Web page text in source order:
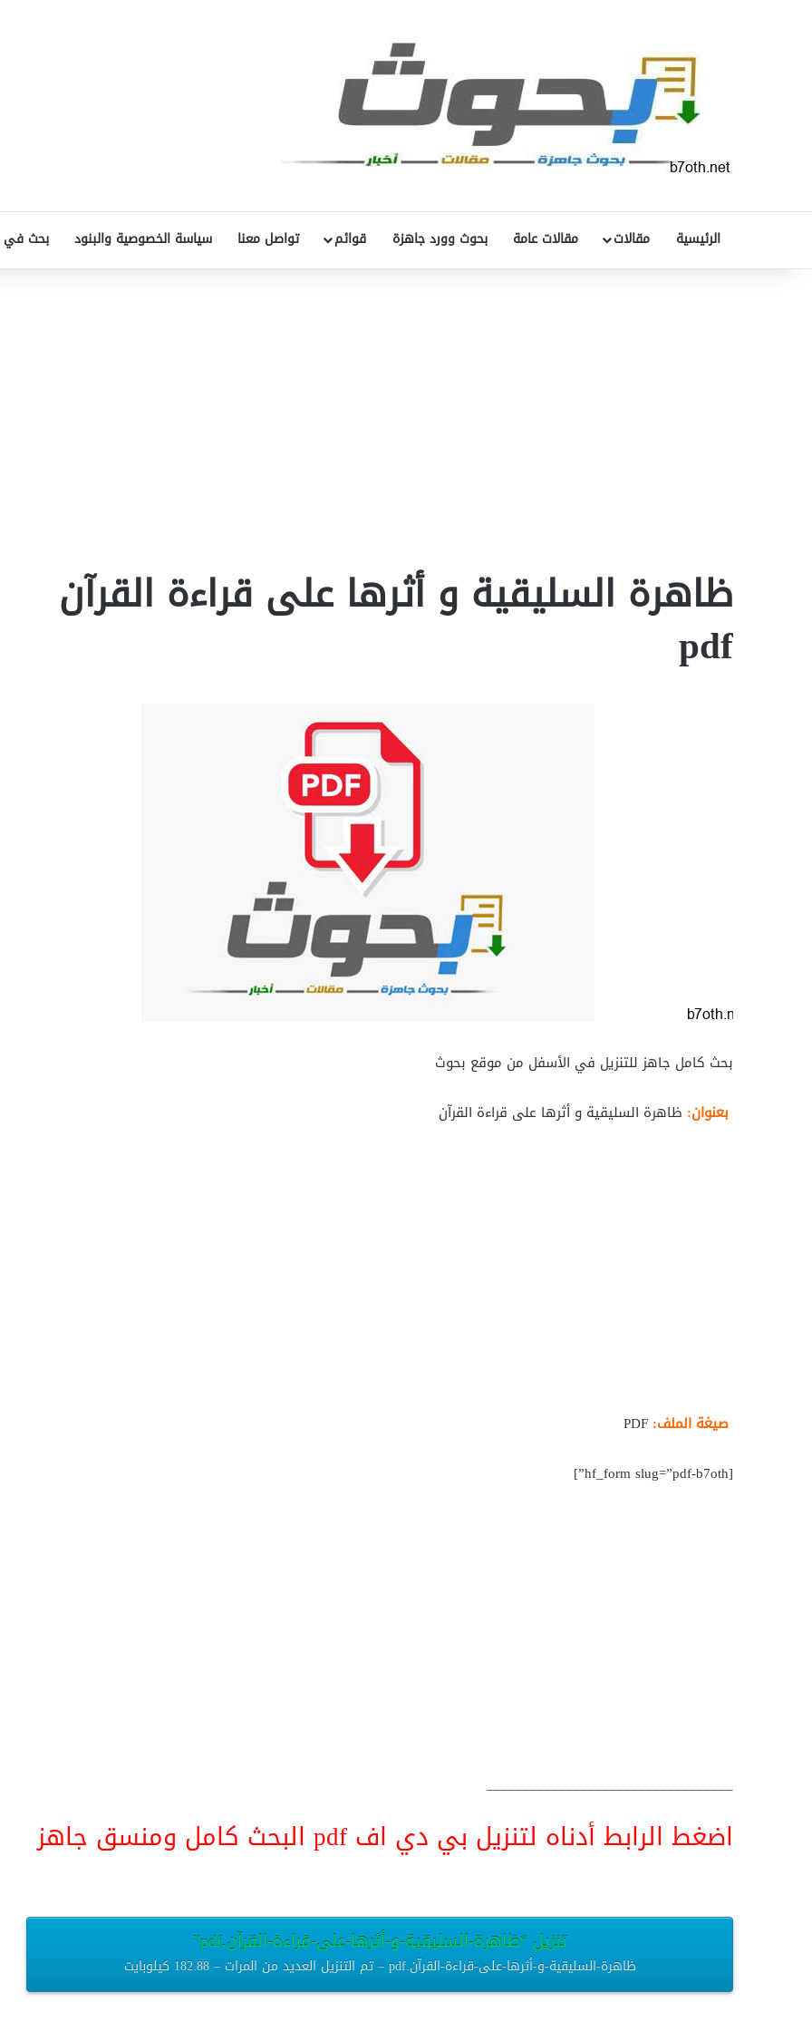
الرئيسية مقالات مقالات عامة بحوث وورد جاهزة قوائم تواصل معنا سياسة الخصوصية والبنود بحث في
ظاهرة السليقية و أثرها على قراءة القرآن
pdf
بحث كامل جاهز للتنزيل في الأسفل من موقع بحوث
بعنوان: ظاهرة السليقية و أثرها على قراءة القرآن
صيغة الملف:
[hf_form slug=”pdf-b7oth”]
__________________________________
اضغط الرابط أدناه لتنزيل بي دي اف pdf البحث كامل ومنسق جاهز
تنزيل “ظاهرة-السليقية-و-أثرها-على-قراءة-القرآن.pdf”
ظاهرة-السليقية-و-أثرها-على-قراءة-القرآن.pdf – تم التنزيل العديد من المرات – 182.88 كيلوبايت